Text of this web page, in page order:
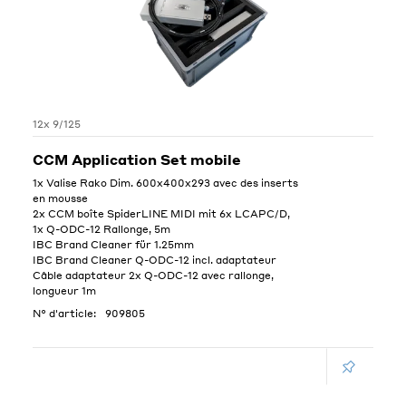
12x 9/125
CCM Application Set mobile
1x Valise Rako Dim. 600x400x293 avec des inserts
en mousse
2x CCM boîte SpiderLINE MIDI mit 6x LCAPC/D,
1x Q-ODC-12 Rallonge, 5m
IBC Brand Cleaner für 1.25mm
IBC Brand Cleaner Q-ODC-12 incl. adaptateur
Câble adaptateur 2x Q-ODC-12 avec rallonge,
longueur 1m
N° d'article:
909805